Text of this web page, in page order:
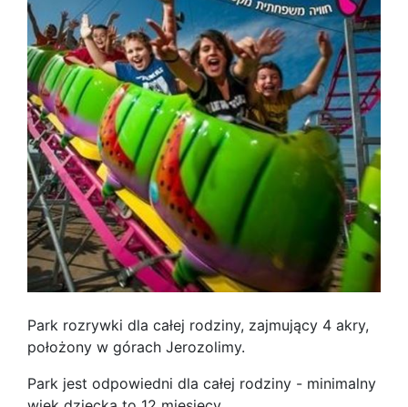
Park rozrywki dla całej rodziny, zajmujący 4 akry,
położony w górach Jerozolimy.
Park jest odpowiedni dla całej rodziny - minimalny